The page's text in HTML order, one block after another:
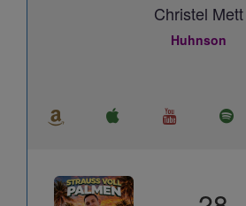
Christel Mett
Huhnson